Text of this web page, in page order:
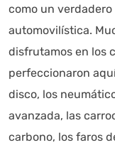
como un
automovilística.
disfrutamos en los
perfeccionaron
disco, los
avanzada, las
carbono, los faros